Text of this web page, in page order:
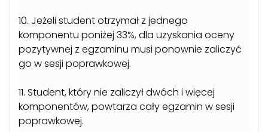
10. Jeżeli student otrzymał z jednego
komponentu poniżej 33%, dla uzyskania oceny
pozytywnej z egzaminu musi ponownie zaliczyć
go w sesji poprawkowej.
11. Student, który nie zaliczył dwóch i więcej
komponentów, powtarza cały egzamin w sesji
poprawkowej.